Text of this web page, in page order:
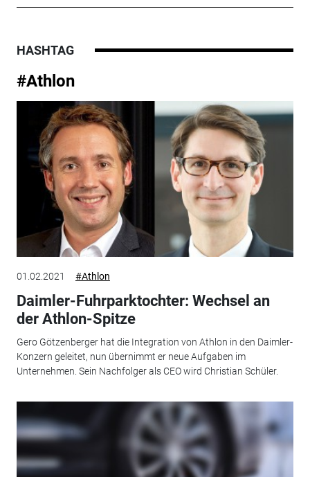
HASHTAG
#Athlon
01.02.2021 #Athlon
Daimler-Fuhrparktochter: Wechsel an
der Athlon-Spitze
Gero Götzenberger hat die Integration von Athlon in den Daimler-
Konzern geleitet, nun übernimmt er neue Aufgaben im
Unternehmen. Sein Nachfolger als CEO wird Christian Schüler.